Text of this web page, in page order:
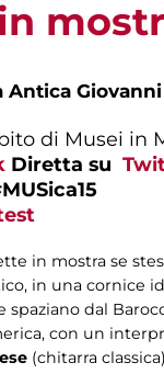
Antica
di Musei in
Diretta su
in mostra se
in una cornice
spaziano dal
con un
(chitarra